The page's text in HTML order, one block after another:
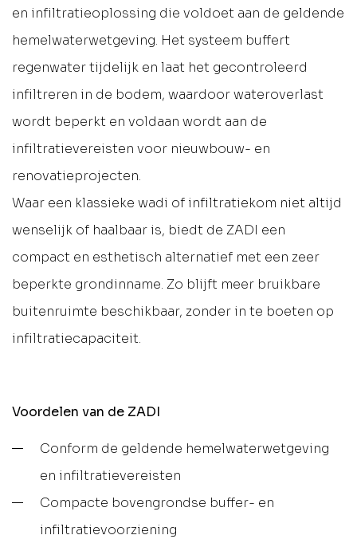
en infiltratieoplossing die voldoet aan de geldende
hemelwaterwetgeving. Het systeem buffert
regenwater tijdelijk en laat het gecontroleerd
infiltreren in de bodem, waardoor wateroverlast
wordt beperkt en voldaan wordt aan de
infiltratievereisten voor nieuwbouw- en
renovatieprojecten.
Waar een klassieke wadi of infiltratiekom niet altijd
wenselijk of haalbaar is, biedt de ZADI een
compact en esthetisch alternatief met een zeer
beperkte grondinname. Zo blijft meer bruikbare
buitenruimte beschikbaar, zonder in te boeten op
infiltratiecapaciteit.
Voordelen van de ZADI
Conform de geldende hemelwaterwetgeving
en infiltratievereisten
Compacte bovengrondse buffer- en
infiltratievoorziening